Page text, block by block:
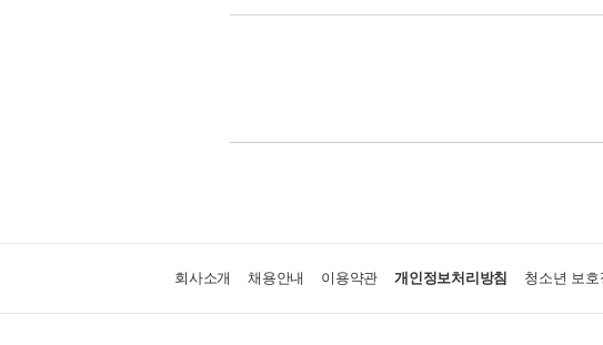
회사소개 채용안내 이용약관 개인정보처리방침 청소년 보호